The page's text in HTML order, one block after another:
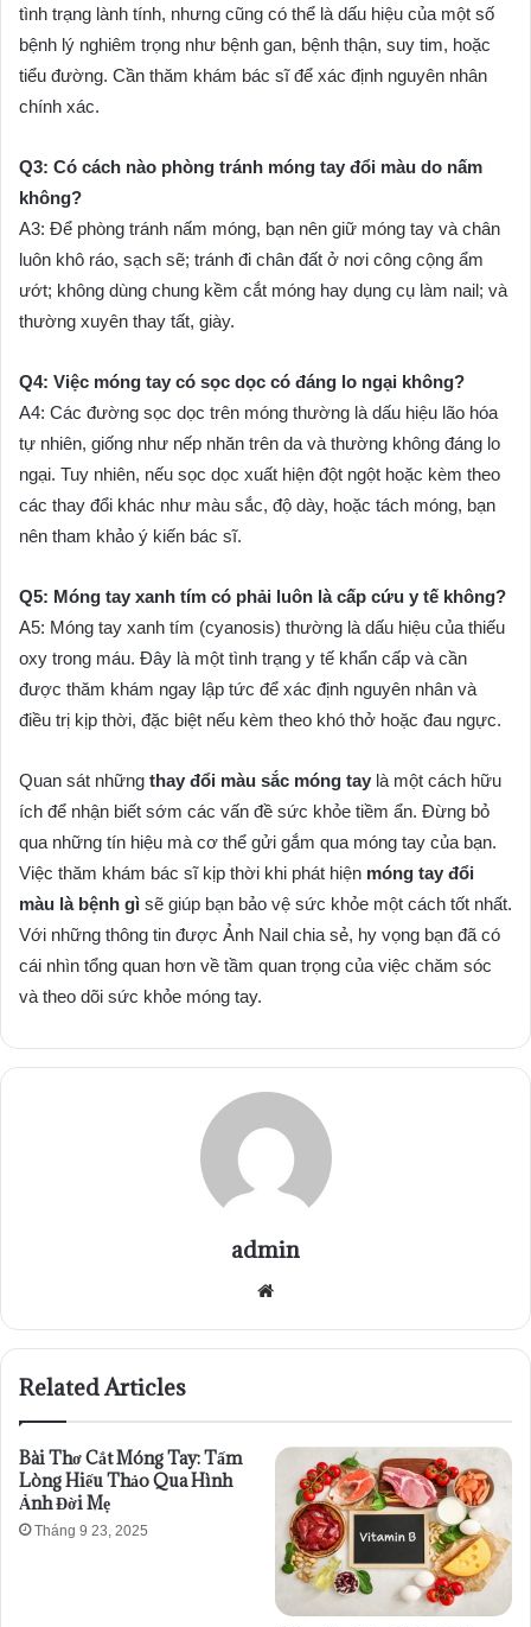
tình trạng lành tính, nhưng cũng có thể là dấu hiệu của một số
bệnh lý nghiêm trọng như bệnh gan, bệnh thận, suy tim, hoặc
tiểu đường. Cần thăm khám bác sĩ để xác định nguyên nhân
chính xác.
Q3: Có cách nào phòng tránh móng tay đổi màu do nấm
không?
A3: Để phòng tránh nấm móng, bạn nên giữ móng tay và chân
luôn khô ráo, sạch sẽ; tránh đi chân đất ở nơi công cộng ẩm
ướt; không dùng chung kềm cắt móng hay dụng cụ làm nail; và
thường xuyên thay tất, giày.
Q4: Việc móng tay có sọc dọc có đáng lo ngại không?
A4: Các đường sọc dọc trên móng thường là dấu hiệu lão hóa
tự nhiên, giống như nếp nhăn trên da và thường không đáng lo
ngại. Tuy nhiên, nếu sọc dọc xuất hiện đột ngột hoặc kèm theo
các thay đổi khác như màu sắc, độ dày, hoặc tách móng, bạn
nên tham khảo ý kiến bác sĩ.
Q5: Móng tay xanh tím có phải luôn là cấp cứu y tế không?
A5: Móng tay xanh tím (cyanosis) thường là dấu hiệu của thiếu
oxy trong máu. Đây là một tình trạng y tế khẩn cấp và cần
được thăm khám ngay lập tức để xác định nguyên nhân và
điều trị kịp thời, đặc biệt nếu kèm theo khó thở hoặc đau ngực.
Quan sát những thay đổi màu sắc móng tay là một cách hữu
ích để nhận biết sớm các vấn đề sức khỏe tiềm ẩn. Đừng bỏ
qua những tín hiệu mà cơ thể gửi gắm qua móng tay của bạn.
Việc thăm khám bác sĩ kịp thời khi phát hiện móng tay đổi
màu là bệnh gì sẽ giúp bạn bảo vệ sức khỏe một cách tốt nhất.
Với những thông tin được Ảnh Nail chia sẻ, hy vọng bạn đã có
cái nhìn tổng quan hơn về tầm quan trọng của việc chăm sóc
và theo dõi sức khỏe móng tay.
admin
Website
Related Articles
Bài Thơ Cắt Móng Tay: Tấm
Lòng Hiếu Thảo Qua Hình
Ảnh Đời Mẹ
Tháng 9 23, 2025